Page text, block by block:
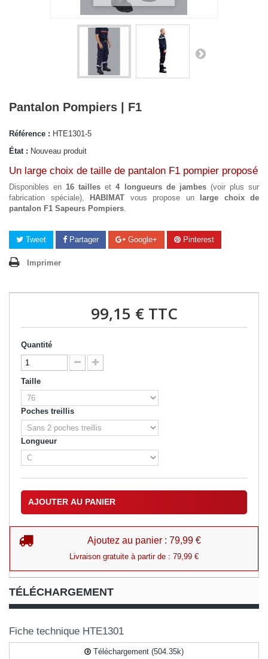
Pantalon Pompiers | F1
Référence : HTE1301-5
État : Nouveau produit
Un large choix de taille de pantalon F1 pompier proposé
Disponibles en16 tailles et4 longueurs de jambes(voir plus sur
fabrication spéciale),
HABIMAT vous propose un
large choix de
pantalon F1 Sapeurs Pompiers.
Tweet Partager Google+ Pinterest
Imprimer
99,15 €TTC
Quantité
Taille
Poches treillis
Longueur
AJOUTER AU PANIER
Ajoutez au panier : 79,99 €
Livraison gratuite à partir de : 79,99 €
TÉLÉCHARGEMENT
Fiche technique HTE1301
Téléchargement (504.35k)